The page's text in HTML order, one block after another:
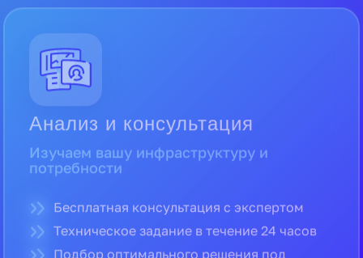
Анализ и консультация
Изучаем вашу инфраструктуру и
потребности
Техническое задание в течение 24 часов
Подбор оптимального решения под
бюджет